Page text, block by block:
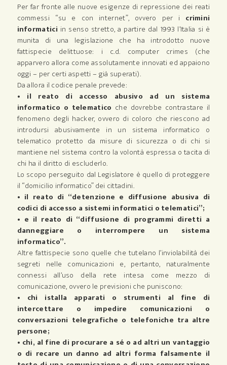
Per far fronte alle nuove esigenze di repressione dei reati
commessi “su e con internet”, ovvero per i crimini
informatici in senso stretto, a partire dal 1993 l’Italia si è
munita di una legislazione che ha introdotto nuove
fattispecie delittuose: i c.d. computer crimes (che
apparvero allora come assolutamente innovati ed appaiono
oggi – per certi aspetti – già superati).
Da allora il codice penale prevede:
• il reato di accesso abusivo ad un sistema
informatico o telematico che dovrebbe contrastare il
fenomeno degli hacker, ovvero di coloro che riescono ad
introdursi abusivamente in un sistema informatico o
telematico protetto da misure di sicurezza o di chi si
mantiene nel sistema contro la volontà espressa o tacita di
chi ha il diritto di escluderlo.
Lo scopo perseguito dal Legislatore è quello di proteggere
il “domicilio informatico” dei cittadini.
• il reato di “detenzione e diffusione abusiva di
codici di accesso a sistemi informatici o telematici”;
• e il reato di “diffusione di programmi diretti a
danneggiare o interrompere un sistema
informatico”.
Altre fattispecie sono quelle che tutelano l’inviolabilità dei
segreti nelle comunicazioni e, pertanto, naturalmente
connessi all’uso della rete intesa come mezzo di
comunicazione, ovvero le previsioni che puniscono:
• chi istalla apparati o strumenti al fine di
intercettare o impedire comunicazioni o
conversazioni telegrafiche o telefoniche tra altre
persone;
• chi, al fine di procurare a sé o ad altri un vantaggio
o di recare un danno ad altri forma falsamente il